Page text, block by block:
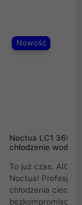
Nowość
Noctua LC1
chłodzenie wodne
To już czas. AIO
Noctua!
chłodzenia cieczą